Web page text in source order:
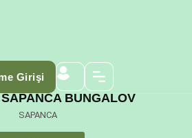
Girişi
BUNGALOV
SAPANCA